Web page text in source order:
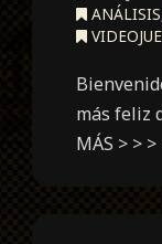
ANÁLISIS
más feliz
MÁS > > >